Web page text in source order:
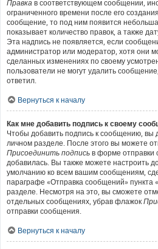
Правка в соответствующем сообщении,
ограниченного времени после его
сообщение, то под ним появится
показывает количество правок, а также
Эта надпись не появляется, если
администратор или модератор, хотя они
сделанных изменениях по своему
пользователи не могут удалить
ответил.
Вернуться к началу
Как мне добавить подпись к своему
Чтобы добавить подпись к сообщению, вы
личном разделе. После этого вы можете
Присоединить подпись в форме отправки
добавилась. Вы также можете настроить
умолчанию ко всем вашим сообщениям,
параграфе «Отправка сообщений» пункта
разделе. Несмотря на это, вы сможете
отдельных сообщениях, убрав флажок
отправки сообщения.
Вернуться к началу